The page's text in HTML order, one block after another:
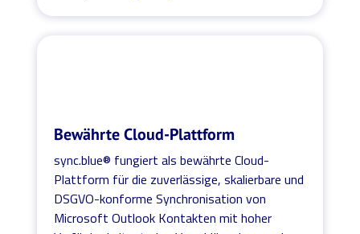
Bewährte Cloud-Plattform
sync.blue® fungiert als bewährte Cloud-
Plattform für die zuverlässige, skalierbare und
DSGVO-konforme Synchronisation von
Microsoft Outlook Kontakten mit hoher